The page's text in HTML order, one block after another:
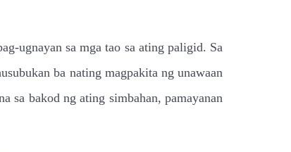
ugnayan sa mga tao sa ating paligid. Sa
ba nating magpakita ng unawaan
sa bakod ng ating simbahan, pamayanan